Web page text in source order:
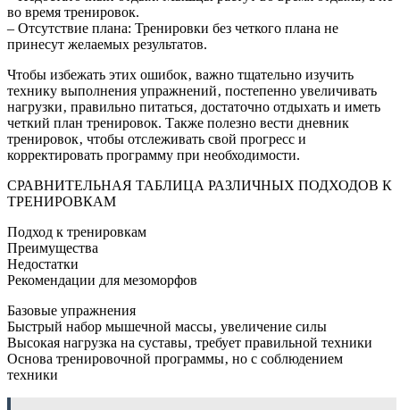
во время тренировок.
– Отсутствие плана: Тренировки без четкого плана не
принесут желаемых результатов.
Чтобы избежать этих ошибок‚ важно тщательно изучить
технику выполнения упражнений‚ постепенно увеличивать
нагрузки‚ правильно питаться‚ достаточно отдыхать и иметь
четкий план тренировок. Также полезно вести дневник
тренировок‚ чтобы отслеживать свой прогресс и
корректировать программу при необходимости.
СРАВНИТЕЛЬНАЯ ТАБЛИЦА РАЗЛИЧНЫХ ПОДХОДОВ К
ТРЕНИРОВКАМ
Подход к тренировкам
Преимущества
Недостатки
Рекомендации для мезоморфов
Базовые упражнения
Быстрый набор мышечной массы‚ увеличение силы
Высокая нагрузка на суставы‚ требует правильной техники
Основа тренировочной программы‚ но с соблюдением
техники